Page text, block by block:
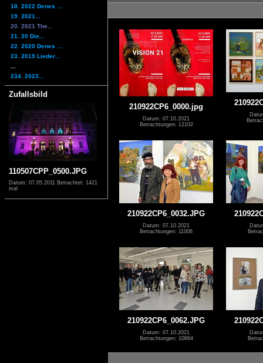
18. 2022 Denes ...
19. 2021...
20. 2021 The...
21. 20 Die...
22. 2020 Denes ...
23. 2019 Lieder...
234. 2023...
Zufallsbild
110507CPP_0500.JPG
Datum: 07.05.2011 Betrachtet: 1421
mal
210922CP6_0000.jpg
Datum: 07.10.2021
Betrachtungen: 12102
210922CP6_0032.JPG
Datum: 07.10.2021
Betrachtungen: 11006
210922CP6_0062.JPG
Datum: 07.10.2021
Betrachtungen: 10664